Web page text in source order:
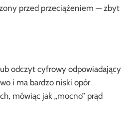
przed przeciążeniem — zbyt
odczyt cyfrowy odpowiadający
i ma bardzo niski opór
mówiąc jak „mocno” prąd